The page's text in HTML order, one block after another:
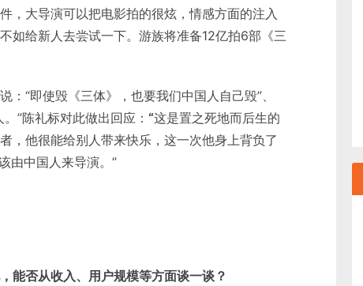
，大导演可以把电影拍的很炫，情感方面的注入
如给新人去尝试一下。游族将准备12亿拍6部《三
“即使毁《三体》，也要我们中国人自己毁”、
”陈礼标对此做出回应： “这是置之死地而后生的
，他很能给别人带来快乐，这一次他身上背负了
由中国人来导演。”
能否从收入、用户规模等方面谈一谈？